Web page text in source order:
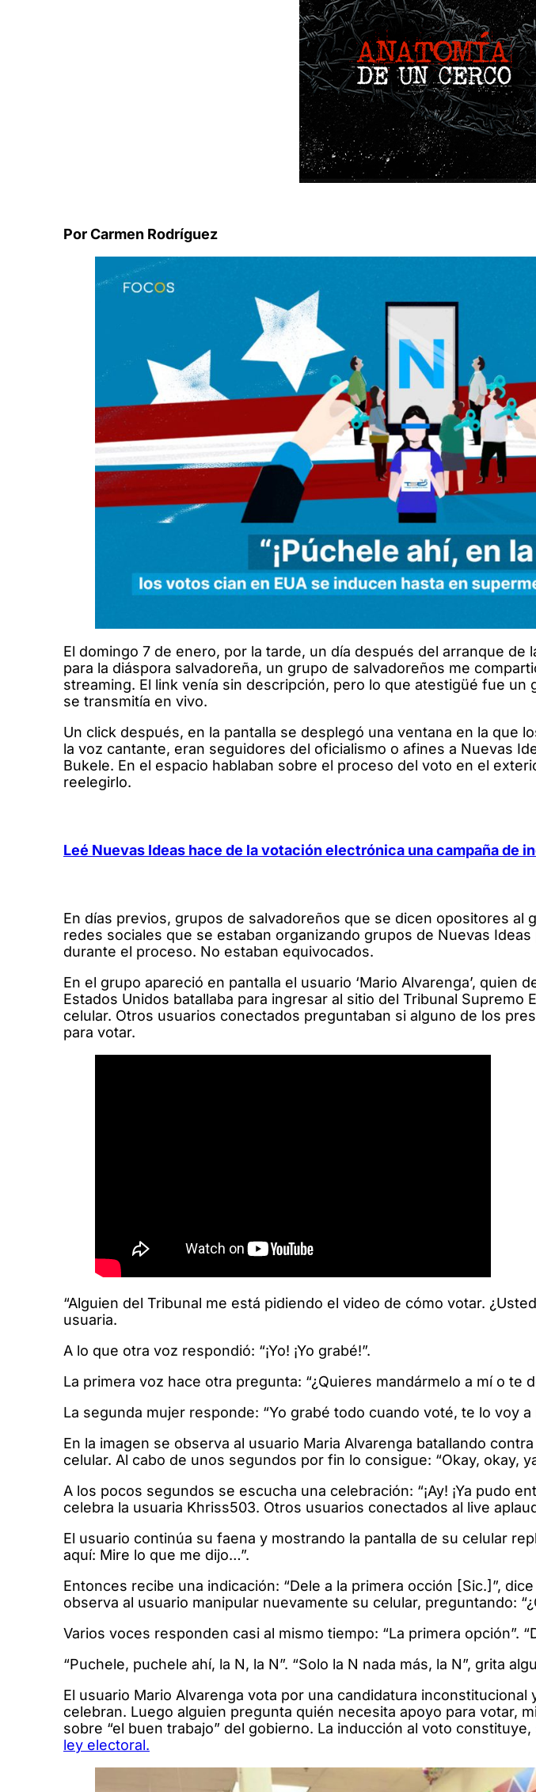
Por Carmen Rodríguez
El domingo 7 de enero, por la tarde, un día después del arranque de
para la diáspora salvadoreña, un grupo de salvadoreños me
streaming. El link venía sin descripción, pero lo que atestigüé fue un
se transmitía en vivo.
Un click después, en la pantalla se desplegó una ventana en la que
la voz cantante, eran seguidores del oficialismo o afines a Nuevas
Bukele. En el espacio hablaban sobre el proceso del voto en el
reelegirlo.
Leé Nuevas Ideas hace de la votación electrónica una campaña de
En días previos, grupos de salvadoreños que se dicen opositores al
redes sociales que se estaban organizando grupos de Nuevas Ideas
durante el proceso. No estaban equivocados.
En el grupo apareció en pantalla el usuario ‘Mario Alvarenga’, quien
Estados Unidos batallaba para ingresar al sitio del Tribunal Supremo
celular. Otros usuarios conectados preguntaban si alguno de los
para votar.
“Alguien del Tribunal me está pidiendo el video de cómo votar.
usuaria.
A lo que otra voz respondió: “¡Yo! ¡Yo grabé!”.
La primera voz hace otra pregunta: “¿Quieres mandármelo a mí o te
La segunda mujer responde: “Yo grabé todo cuando voté, te lo voy a
En la imagen se observa al usuario Maria Alvarenga batallando
celular. Al cabo de unos segundos por fin lo consigue: “Okay, okay,
A los pocos segundos se escucha una celebración: “¡Ay! ¡Ya pudo
celebra la usuaria Khriss503. Otros usuarios conectados al live
El usuario continúa su faena y mostrando la pantalla de su celular
aquí: Mire lo que me dijo…”.
Entonces recibe una indicación: “Dele a la primera occión [Sic.]”,
observa al usuario manipular nuevamente su celular, preguntando:
Varios voces responden casi al mismo tiempo: “La primera opción”.
“Puchele, puchele ahí, la N, la N”. “Solo la N nada más, la N”, grita
El usuario Mario Alvarenga vota por una candidatura
celebran. Luego alguien pregunta quién necesita apoyo para votar,
sobre “el buen trabajo” del gobierno. La inducción al voto
ley electoral.